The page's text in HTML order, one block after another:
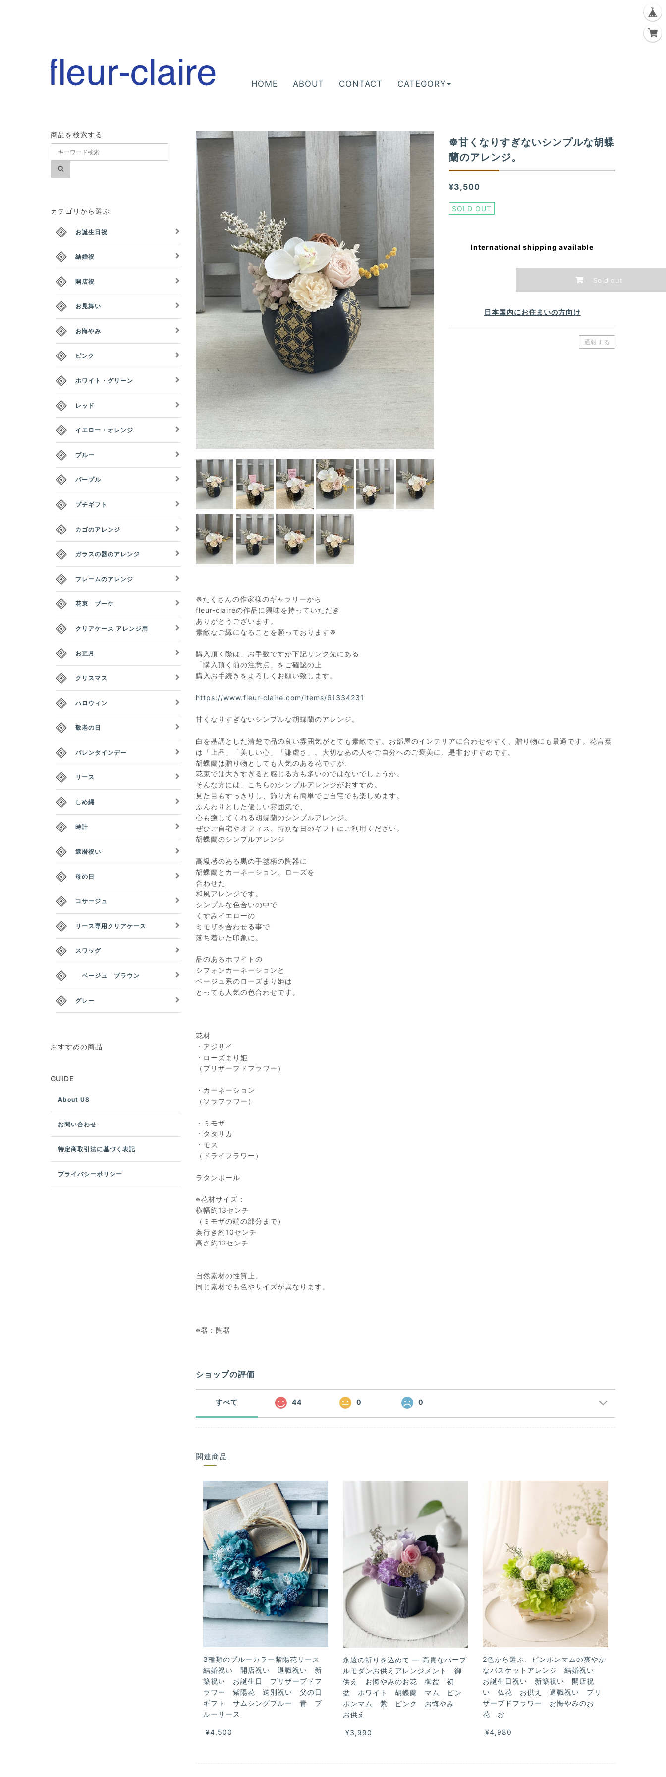
HOME ABOUT CONTACT CATEGORY
☸甘くなりすぎないシンプルな胡蝶
蘭のアレンジ。
¥3,500
SOLD OUT
International shipping available
Sold out
日本国内にお住まいの方向け
通報する
☸たくさんの作家様のギャラリーから
fleur-claireの作品に興味を持っていただき
ありがとうございます。
素敵なご縁になることを願っております☸
購入頂く際は、お手数ですが下記リンク先にある
「購入頂く前の注意点」をご確認の上
購入お手続きをよろしくお願い致します。
https://www.fleur-claire.com/items/61334231
甘くなりすぎないシンプルな胡蝶蘭のアレンジ。
白を基調とした清楚で品の良い雰囲気がとても素敵です。お部屋のインテリアに合わせやすく、贈り物にも最適です。花言葉
は「上品」「美しい心」「謙虚さ」。大切なあの人やご自分へのご褒美に、是非おすすめです。
胡蝶蘭は贈り物としても人気のある花ですが、
花束では大きすぎると感じる方も多いのではないでしょうか。
そんな方には、こちらのシンプルアレンジがおすすめ。
見た目もすっきりし、飾り方も簡単でご自宅でも楽しめます。
ふんわりとした優しい雰囲気で、
心も癒してくれる胡蝶蘭のシンプルアレンジ。
ぜひご自宅やオフィス、特別な日のギフトにご利用ください。
胡蝶蘭のシンプルアレンジ
高級感のある黒の手毬柄の陶器に
胡蝶蘭とカーネーション、ローズを
合わせた
和風アレンジです。
シンプルな色合いの中で
くすみイエローの
ミモザを合わせる事で
落ち着いた印象に。
品のあるホワイトの
シフォンカーネーションと
ベージュ系のローズまり姫は
とっても人気の色合わせです。
花材
・アジサイ
・ローズまり姫
（プリザーブドフラワー）
・カーネーション
（ソラフラワー）
・ミモザ
・タタリカ
・モス
（ドライフラワー）
ラタンボール
※花材サイズ：
横幅約13センチ
（ミモザの端の部分まで）
奥行き約10センチ
高さ約12センチ
自然素材の性質上、
同じ素材でも色やサイズが異なります。
※器：陶器
ショップの評価
すべて 44 0 0
関連商品
3種類のブルーカラー紫陽花リース
結婚祝い 開店祝い 退職祝い 新
築祝い お誕生日 プリザーブドフ
ラワー 紫陽花 送別祝い 父の日
ギフト サムシングブルー 青 ブ
ルーリース
¥4,500
永遠の祈りを込めて — 高貴なパープ
ルモダンお供えアレンジメント 御
供え お悔やみのお花 御盆 初
盆 ホワイト 胡蝶蘭 マム ピン
ポンマム 紫 ピンク お悔やみ
お供え
¥3,990
2色から選ぶ、ピンポンマムの爽やか
なバスケットアレンジ 結婚祝い
お誕生日祝い 新築祝い 開店祝
い 仏花 お供え 退職祝い プリ
ザーブドフラワー お悔やみのお
花 お
¥4,980
商品を検索する
カテゴリから選ぶ
お誕生日祝
結婚祝
開店祝
お見舞い
お悔やみ
ピンク
ホワイト・グリーン
レッド
イエロー・オレンジ
ブルー
パープル
プチギフト
カゴのアレンジ
ガラスの器のアレンジ
フレームのアレンジ
花束 ブーケ
クリアケース アレンジ用
お正月
クリスマス
ハロウィン
敬老の日
バレンタインデー
リース
しめ縄
時計
還暦祝い
母の日
コサージュ
リース専用クリアケース
スワッグ
ベージュ ブラウン
グレー
おすすめの商品
GUIDE
About US
お問い合わせ
特定商取引法に基づく表記
プライバシーポリシー